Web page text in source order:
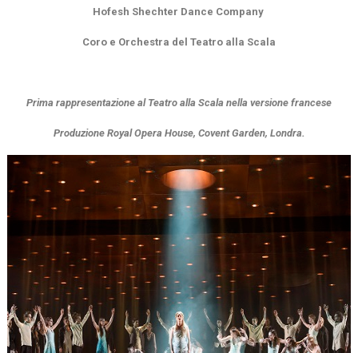
Hofesh Shechter Dance Company
Coro e Orchestra del Teatro alla Scala
Prima rappresentazione al Teatro alla Scala nella versione francese
Produzione Royal Opera House, Covent Garden, Londra.